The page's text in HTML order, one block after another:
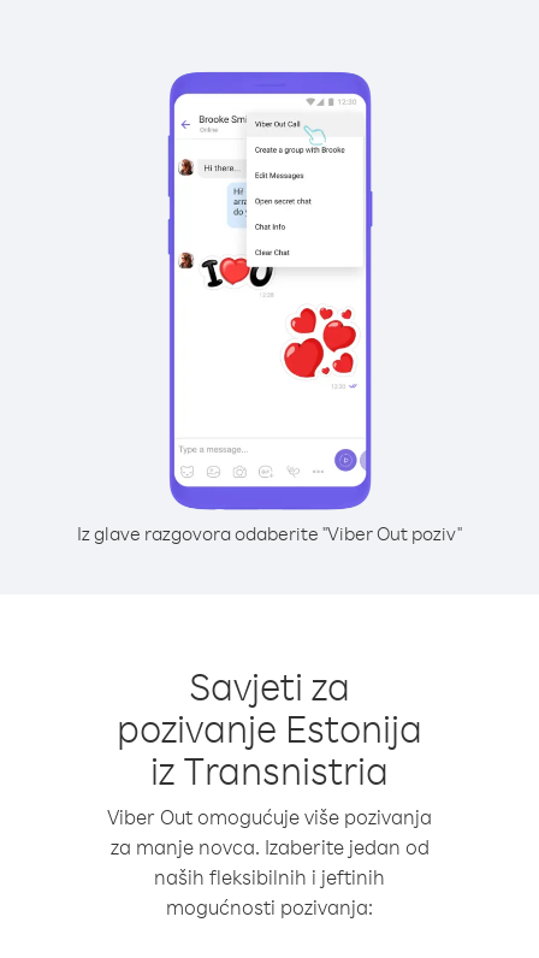
Iz glave razgovora odaberite "Viber Out poziv"
Savjeti za
pozivanje Estonija
iz Transnistria
Viber Out omogućuje više pozivanja
za manje novca. Izaberite jedan od
naših fleksibilnih i jeftinih
mogućnosti pozivanja: